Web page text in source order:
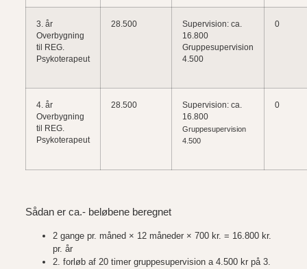
3. år
Overbygning
til REG.
Psykoterapeut
28.500
Supervision: ca.
16.800
Gruppesupervision
4.500
0
4. år
Overbygning
til REG.
Psykoterapeut
28.500
Supervision: ca.
16.800
Gruppesupervision
4.500
0
Sådan er ca.- beløbene beregnet
2 gange pr. måned × 12 måneder × 700 kr. = 16.800 kr.
pr. år
2. forløb af 20 timer gruppesupervision a 4.500 kr på 3.